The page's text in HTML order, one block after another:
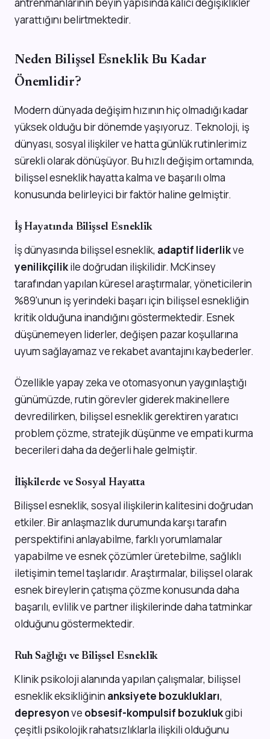
yarattığını belirtmektedir.
Neden Bilişsel Esneklik Bu Kadar
Önemlidir?
Modern dünyada değişim hızının hiç olmadığı kadar
yüksek olduğu bir dönemde yaşıyoruz. Teknoloji, iş
dünyası, sosyal ilişkiler ve hatta günlük rutinlerimiz
sürekli olarak dönüşüyor. Bu hızlı değişim ortamında,
bilişsel esneklik hayatta kalma ve başarılı olma
konusunda belirleyici bir faktör haline gelmiştir.
İş Hayatında Bilişsel Esneklik
İş dünyasında bilişsel esneklik, adaptif liderlikve
yenilikçilikile doğrudan ilişkilidir. McKinsey
tarafından yapılan küresel araştırmalar, yöneticilerin
%89'unun iş yerindeki başarı için bilişsel esnekliğin
kritik olduğuna inandığını göstermektedir. Esnek
düşünemeyen liderler, değişen pazar koşullarına
uyum sağlayamaz ve rekabet avantajını kaybederler.
Özellikle yapay zeka ve otomasyonun yaygınlaştığı
günümüzde, rutin görevler giderek makinellere
devredilirken, bilişsel esneklik gerektiren yaratıcı
problem çözme, stratejik düşünme ve empati kurma
becerileri daha da değerli hale gelmiştir.
İlişkilerde ve Sosyal Hayatta
Bilişsel esneklik, sosyal ilişkilerin kalitesini doğrudan
etkiler. Bir anlaşmazlık durumunda karşı tarafın
perspektifini anlayabilme, farklı yorumlamalar
yapabilme ve esnek çözümler üretebilme, sağlıklı
iletişimin temel taşlarıdır. Araştırmalar, bilişsel olarak
esnek bireylerin çatışma çözme konusunda daha
başarılı, evlilik ve partner ilişkilerinde daha tatminkar
olduğunu göstermektedir.
Ruh Sağlığı ve Bilişsel Esneklik
Klinik psikoloji alanında yapılan çalışmalar, bilişsel
esneklik eksikliğinin anksiyete bozuklukları,
depresyonve obsesif-kompulsif bozuklukgibi
çeşitli psikolojik rahatsızlıklarla ilişkili olduğunu